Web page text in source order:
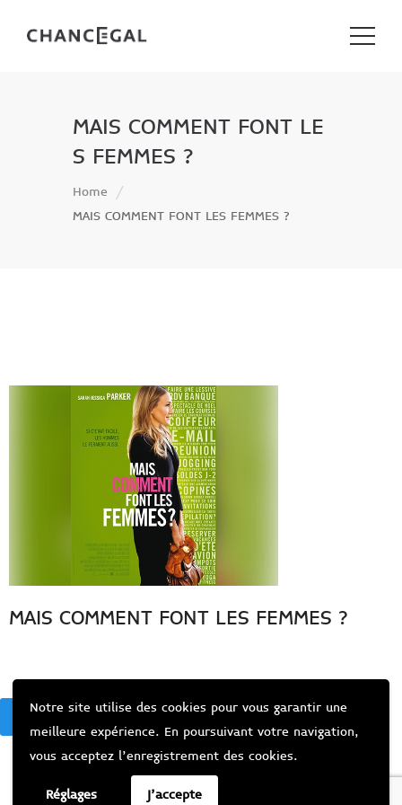
Notre site utilise des cookies pour vous garantir une
meilleure expérience. En poursuivant votre navigation,
vous acceptez l’enregistrement des cookies.
Réglages J'accepte
MAIS COMMENT FONT LE
S FEMMES ?
Home
MAIS COMMENT FONT LES FEMMES ?
MAIS COMMENT FONT LES FEMMES ?
BACK